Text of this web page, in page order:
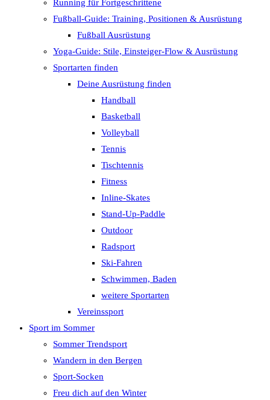
Running für Fortgeschrittene
Fußball-Guide: Training, Positionen & Ausrüstung
Fußball Ausrüstung
Yoga-Guide: Stile, Einsteiger-Flow & Ausrüstung
Sportarten finden
Deine Ausrüstung finden
Handball
Basketball
Volleyball
Tennis
Tischtennis
Fitness
Inline-Skates
Stand-Up-Paddle
Outdoor
Radsport
Ski-Fahren
Schwimmen, Baden
weitere Sportarten
Vereinssport
Sport im Sommer
Sommer Trendsport
Wandern in den Bergen
Sport-Socken
Freu dich auf den Winter